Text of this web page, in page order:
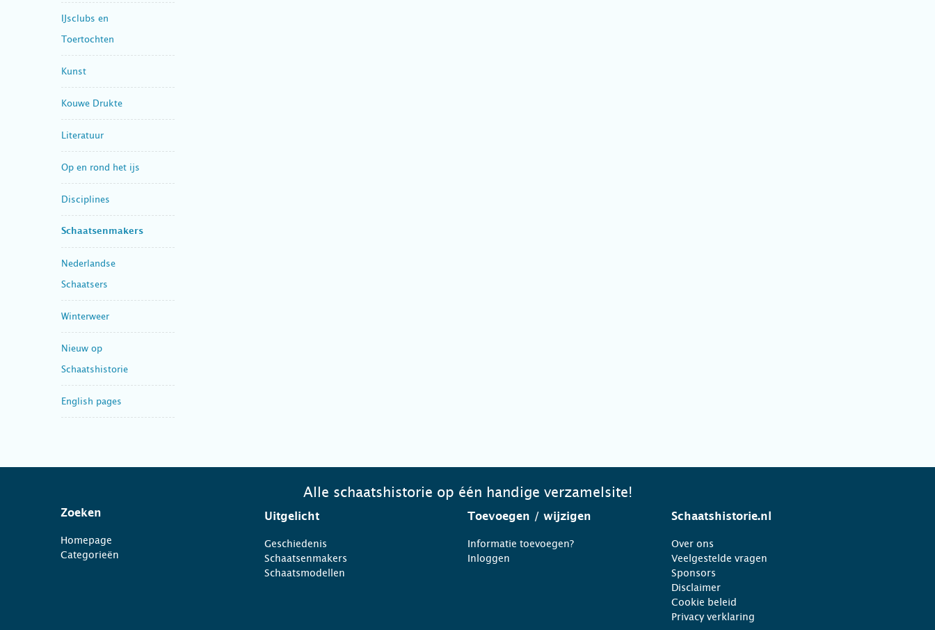
IJsclubs en
Toertochten
Kunst
Kouwe Drukte
Literatuur
Op en rond het ijs
Disciplines
Schaatsenmakers
Nederlandse
Schaatsers
Winterweer
Nieuw op
Schaatshistorie
English pages
Alle schaatshistorie op één handige verzamelsite!
Zoeken
Homepage
Categorieën
Uitgelicht
Geschiedenis
Schaatsenmakers
Schaatsmodellen
Toevoegen / wijzigen
Informatie toevoegen?
Inloggen
Schaatshistorie.nl
Over ons
Veelgestelde vragen
Sponsors
Disclaimer
Cookie beleid
Privacy verklaring